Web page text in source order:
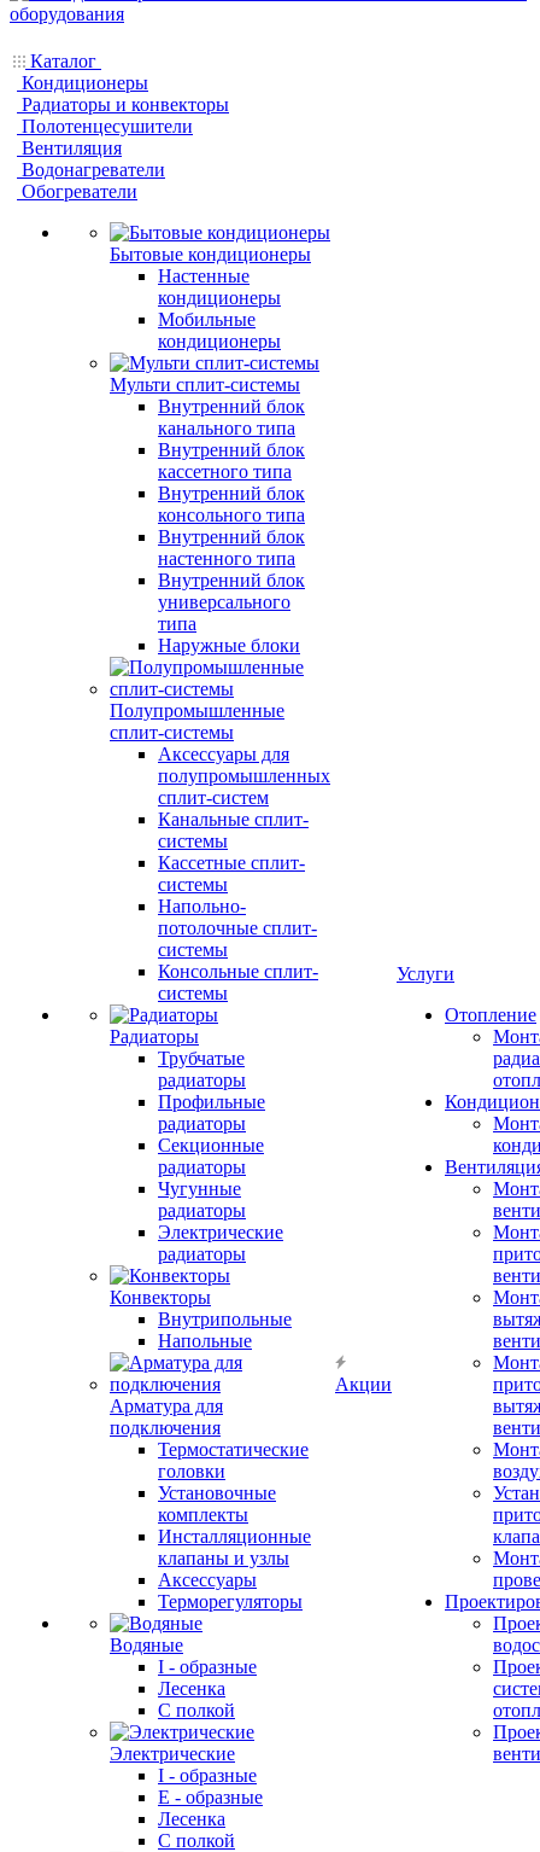
Каталог
Кондиционеры
Радиаторы и конвекторы
Полотенцесушители
Вентиляция
Водонагреватели
Обогреватели
Бытовые кондиционеры
Настенные
кондиционеры
Мобильные
кондиционеры
Мульти сплит-системы
Внутренний блок
канального типа
Внутренний блок
кассетного типа
Внутренний блок
консольного типа
Внутренний блок
настенного типа
Внутренний блок
универсального
типа
Наружные блоки
Полупромышленные
сплит-системы
Аксессуары для
полупромышленных
сплит-систем
Канальные сплит-
системы
Кассетные сплит-
системы
Напольно-
потолочные сплит-
системы
Консольные сплит-
системы
Радиаторы
Трубчатые
радиаторы
Профильные
радиаторы
Секционные
радиаторы
Чугунные
радиаторы
Электрические
радиаторы
Конвекторы
Внутрипольные
Напольные
Арматура для
подключения
Термостатические
головки
Установочные
комплекты
Инсталляционные
клапаны и узлы
Аксессуары
Терморегуляторы
Водяные
I - образные
Лесенка
С полкой
Электрические
I - образные
E - образные
Лесенка
С полкой
Акции
Услуги
Отопление